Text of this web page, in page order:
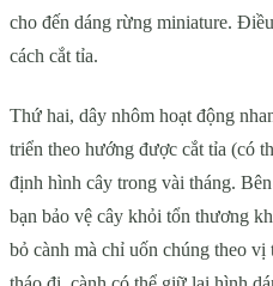
cho đến dáng rừng miniature.
cách cắt tỉa.
Thứ hai, dây nhôm hoạt động
triển theo hướng được cắt tỉa (có
định hình cây trong vài tháng.
bạn bảo vệ cây khỏi tổn thương
bỏ cành mà chỉ uốn chúng theo